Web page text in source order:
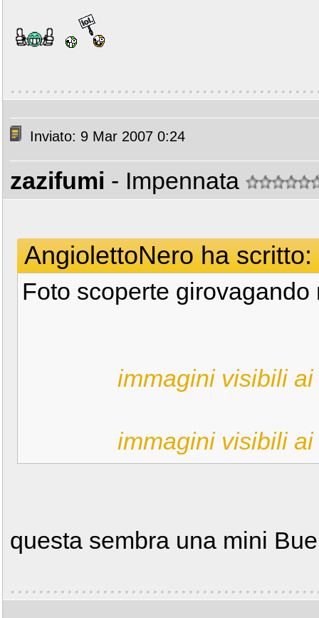
Inviato: 9 Mar 2007 0:24
zazifumi - Impennata
AngiolettoNero ha scritto:
Foto scoperte
immagini visibili
immagini visibili
questa sembra una mini